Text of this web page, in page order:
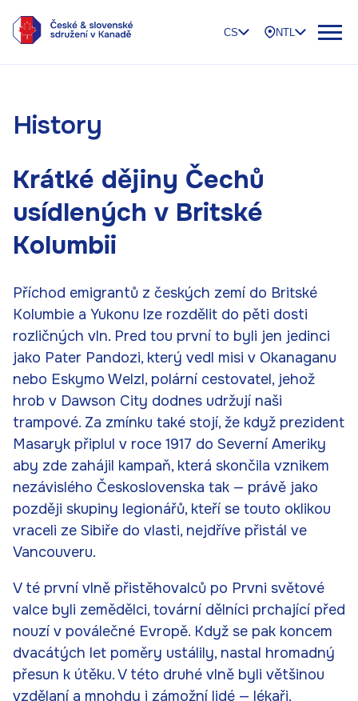
CS NTL
History
Krátké dějiny Čechů
usídlených v Britské
Kolumbii
Příchod emigrantů z českých zemí do Britské
Kolumbie a Yukonu lze rozdělit do pěti dosti
rozličných vln. Pred tou první to byli jen jedinci
jako Pater Pandozi, který vedl misi v Okanaganu
nebo Eskymo Welzl, polární cestovatel, jehož
hrob v Dawson City dodnes udržují naši
trampové. Za zmínku také stojí, že když prezident
Masaryk připlul v roce 1917 do Severní Ameriky
aby zde zahájil kampaň, která skončila vznikem
nezávislého Československa tak — právě jako
později skupiny legionářů, kteří se touto oklikou
vraceli ze Sibiře do vlasti, nejdříve přistál ve
Vancouveru.
V té první vlně přistěhovalců po Prvni světové
valce byli zemědělci, tovární dělníci prchající před
nouzí v poválečné Evropě. Když se pak koncem
dvacátých let poměry ustálily, nastal hromadný
přesun k útěku. V této druhé vlně byli většinou
vzdělaní a mnohdy i zámožní lidé — lékaři,